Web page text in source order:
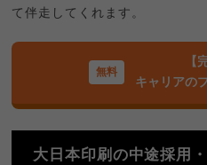
て伴走してくれます。
【
キャリアの
大日本印刷の中途採用